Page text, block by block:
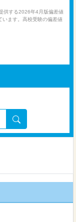
供する2026年4月版偏差値
います。高校受験の偏差値